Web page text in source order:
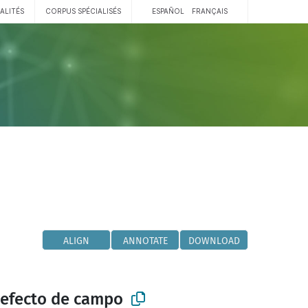
CORPUS SPÉCIALISÉS ESPAÑOL FRANÇAIS
ALIGN ANNOTATE DOWNLOAD
de campo